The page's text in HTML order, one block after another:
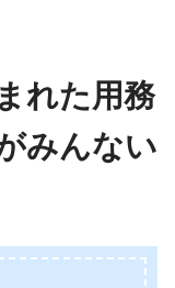
れた用務
みんない